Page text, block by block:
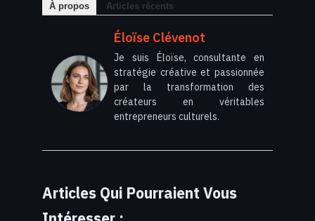
À propos Articles récents
Éloïse Clévenot
Je suis Éloïse, consultante en
stratégie créative et passionnée
par la transformation des
créateurs en véritables
entrepreneurs culturels.
Articles Qui Pourraient Vous